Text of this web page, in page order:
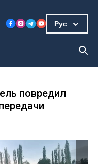
Рус
повредил